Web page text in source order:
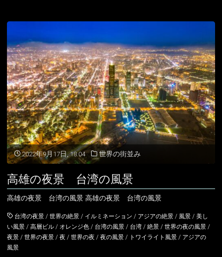
時
の
台
北
の
風
台
の
2022年9月17日, 18:04 世界の街並み
高雄の夜景 台湾の風景
高雄の夜景 台湾の風景 高雄の夜景 台湾の風景
台湾の夜景 /世界の絶景 / イルミネーション / アジアの絶景 / 風景 /美し
い風景 /高層ビル / オレンジ色 / 台湾の風景 / 台湾 /絶景 /世界の夜の風景 /
夜景 /世界の夜景 /夜 /世界の夜 /夜の風景 / トワイライト風景 / アジアの
風景